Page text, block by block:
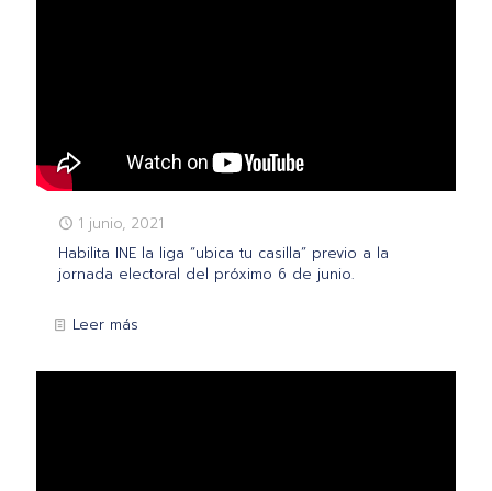
1 junio, 2021
Habilita INE la liga “ubica tu casilla” previo a la
jornada electoral del próximo 6 de junio.
Leer más